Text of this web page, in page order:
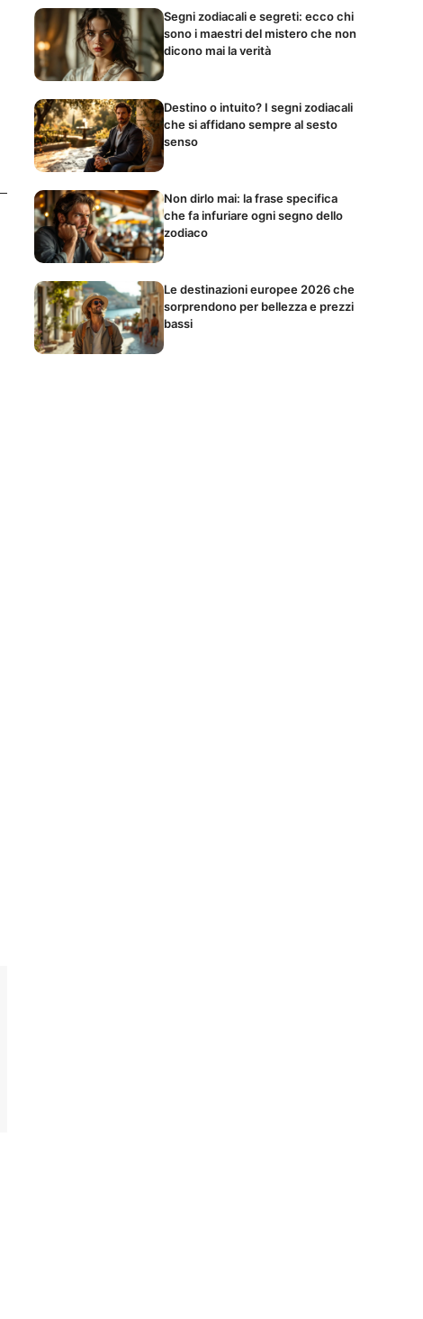
Segni zodiacali e segreti: ecco chi
sono i maestri del mistero che non
dicono mai la verità
Destino o intuito? I segni zodiacali
che si affidano sempre al sesto
senso
Non dirlo mai: la frase specifica
che fa infuriare ogni segno dello
zodiaco
Le destinazioni europee 2026 che
sorprendono per bellezza e prezzi
bassi